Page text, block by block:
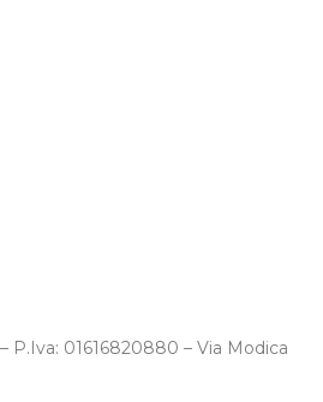
P.Iva: 01616820880 – Via Modica